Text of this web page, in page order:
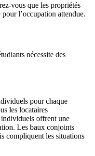
vous que les propriétés
l’occupation attendue.
nécessite des
pour chaque
les locataires
offrent une
Les baux conjoints
compliquent les situations